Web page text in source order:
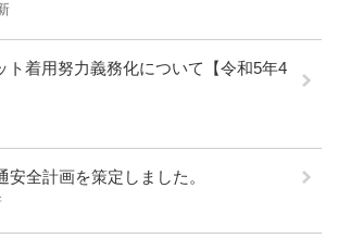
ト着用努力義務化について【令和5年4
安全計画を策定しました。